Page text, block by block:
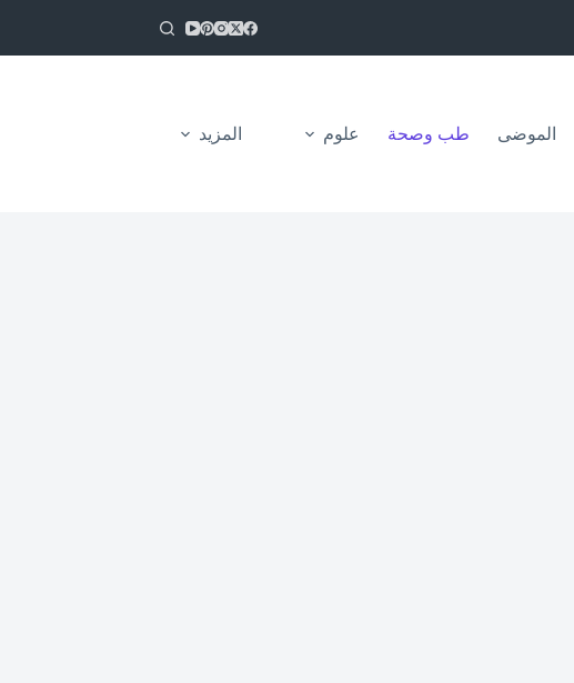
الموضى طب وصحة علوم المزيد